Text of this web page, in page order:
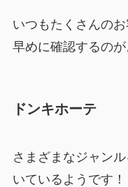
いつもたくさんの
早めに確認するのが
ドンキホーテ
さまざまなジャン
いているようです！